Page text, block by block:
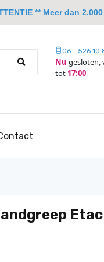
06 - 526 10
Nu gesloten,
tot 17:00
** Meer dan